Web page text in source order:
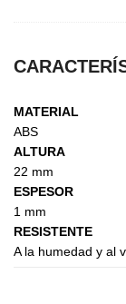
MATERIAL
ABS
ALTURA
22 mm
ESPESOR
1 mm
RESISTENTE
A la humedad y al